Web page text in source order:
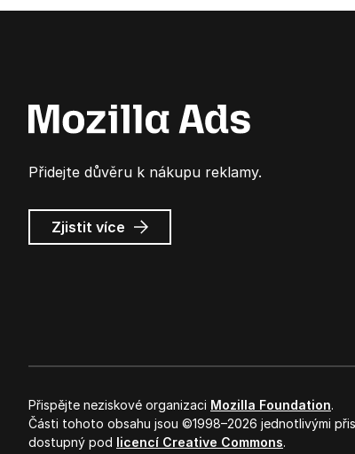
Přidejte důvěru k nákupu reklamy.
Zjistit více o
Mozilla
Přispějte neziskové organizaci Mozilla Foundation.
Části tohoto obsahu jsou ©1998–2026 jednotlivými
dostupný pod licencí Creative Commons.